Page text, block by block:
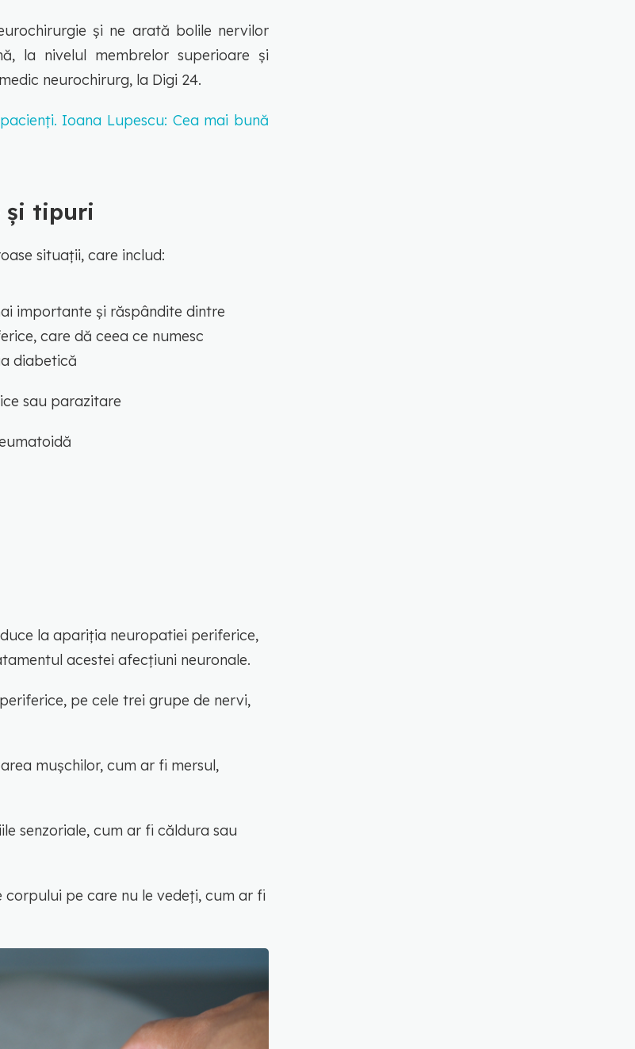
și ne arată bolile nervilor
la nivelul membrelor superioare și
neurochirurg, la Digi 24.
Ioana Lupescu: Cea mai bună
și tipuri
situații, care includ:
importante și răspândite dintre
care dă ceea ce numesc
diabetică
sau parazitare
la apariția neuropatiei periferice,
acestei afecțiuni neuronale.
pe cele trei grupe de nervi,
mușchilor, cum ar fi mersul,
senzoriale, cum ar fi căldura sau
corpului pe care nu le vedeți, cum ar fi